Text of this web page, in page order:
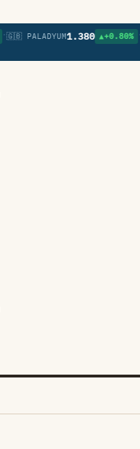
1.380 ▲+0.80% •🇬🇧